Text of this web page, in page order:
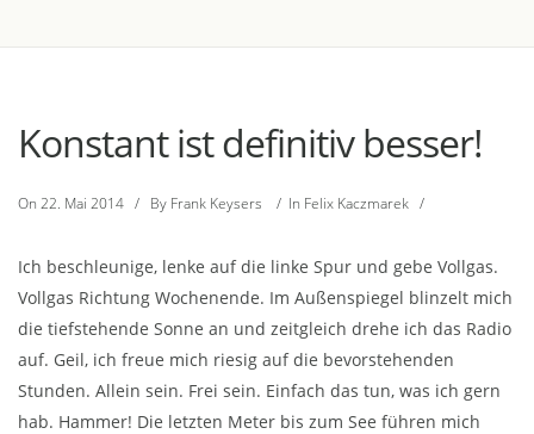
Konstant ist definitiv besser!
On 22. Mai 2014 / By Frank Keysers / In Felix Kaczmarek /
Ich beschleunige, lenke auf die linke Spur und gebe Vollgas.
Vollgas Richtung Wochenende. Im Außenspiegel blinzelt mich
die tiefstehende Sonne an und zeitgleich drehe ich das Radio
auf. Geil, ich freue mich riesig auf die bevorstehenden
Stunden. Allein sein. Frei sein. Einfach das tun, was ich gern
hab. Hammer! Die letzten Meter bis zum See führen mich